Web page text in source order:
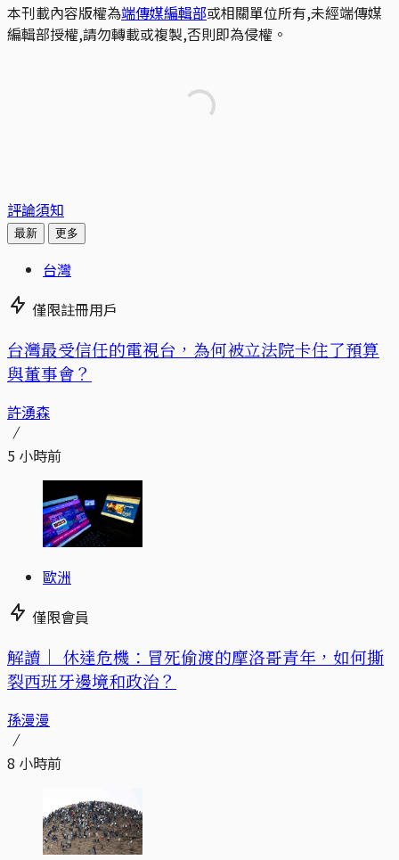
本刊載內容版權為端傳媒編輯部或相關單位所有,未經端傳媒
編輯部授權,請勿轉載或複製,否則即為侵權。
評論須知
最新 更多
台灣
僅限註冊用戶
台灣最受信任的電視台，為何被立法院卡住了預算
與董事會？
許湧森
5 小時前
歐洲
僅限會員
解讀｜ 休達危機：冒死偷渡的摩洛哥青年，如何撕
裂西班牙邊境和政治？
孫漫漫
8 小時前